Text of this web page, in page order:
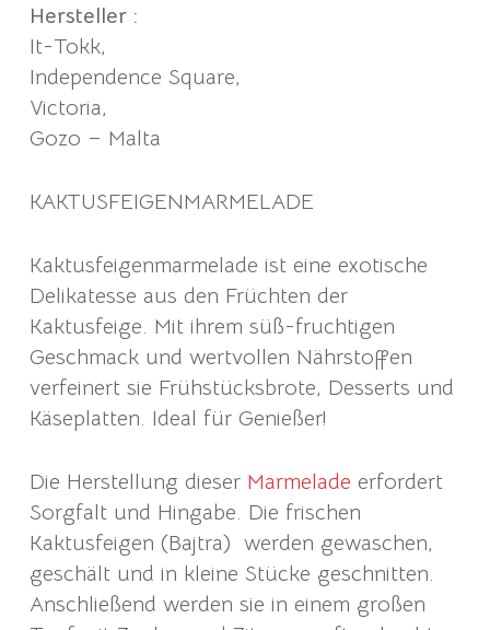
Hersteller :
It-Tokk,
Independence Square,
Victoria,
Gozo – Malta
KAKTUSFEIGENMARMELADE
Kaktusfeigenmarmelade ist eine exotische
Delikatesse aus den Früchten der
Kaktusfeige. Mit ihrem süß-fruchtigen
Geschmack und wertvollen Nährstoffen
verfeinert sie Frühstücksbrote, Desserts und
Käseplatten. Ideal für Genießer!
Die Herstellung dieser Marmelade erfordert
Sorgfalt und Hingabe. Die frischen
Kaktusfeigen (Bajtra) werden gewaschen,
geschält und in kleine Stücke geschnitten.
Anschließend werden sie in einem großen